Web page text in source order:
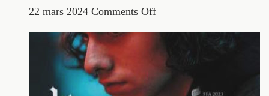
22 mars 2024 Comments Off